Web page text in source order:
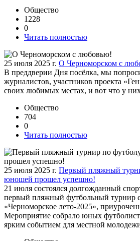
Общество
1228
0
Читать полностью
25 июля 2025 г. О Черноморском с
В преддверии Дня посёлка, мы
журналистов, участников проекта
своих любимых местах, и вот что у
Общество
704
0
Читать полностью
25 июля 2025 г. Первый пляжный
юношей прошел успешно!
21 июля состоялся долгожданный
первый пляжный футбольный турнир
«Черноморское лето-2025»,
Мероприятие собрало юных
ярким событием для местной